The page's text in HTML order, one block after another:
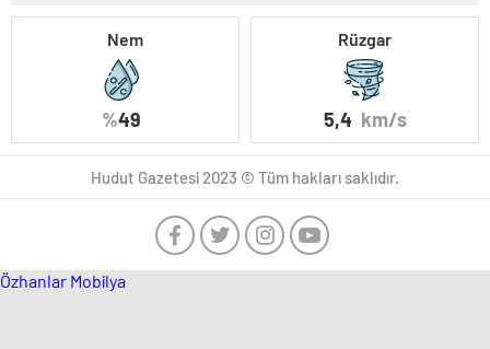
Nem
%49
Rüzgar
5,4 km/s
Hudut Gazetesi 2023 © Tüm hakları saklıdır.
Özhanlar Mobilya